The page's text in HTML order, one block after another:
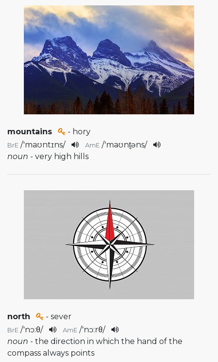
mountains - hory
BrE /'maʊntɪns/ AmE /'maʊnt̬əns/
noun - very high hills
north - sever
BrE /'nɔ:θ/ AmE /'nɔ:rθ/
noun - the direction in which the hand of the
compass always points